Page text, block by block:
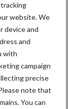
website. We
device and
and
with
campaign
precise
note that
You can
nieuws